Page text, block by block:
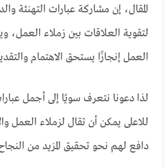
المقال، إن مشاركة عبارات التهنئة
لتقوية العلاقات بين زملاء العمل،
العمل إنجازًا يستحق الاهتمام
لذا دعونا نتعرف سويًا إلى أجمل
للاعلى يمكن أن تقال لزملاء العمل
دافع لهم نحو تحقيق المزيد من